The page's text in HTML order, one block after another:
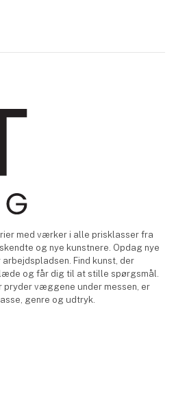
med værker i alle prisklasser fra
og nye kunstnere. Opdag nye
Find kunst, der
og får dig til at stille spørgsmål.
væggene under messen, er
genre og udtryk.